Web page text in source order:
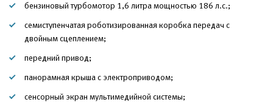
бензиновый турбомотор 1,6 литра мощностью 186 л.с.;
семиступенчатая роботизированная коробка передач с
двойным сцеплением;
передний привод;
панорамная крыша с электроприводом;
сенсорный экран мультимедийной системы;